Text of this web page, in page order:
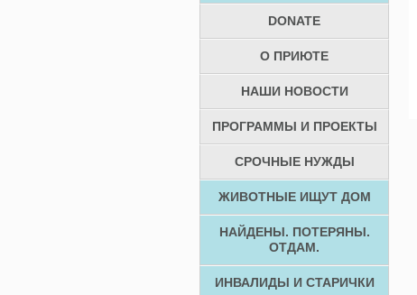
DONATE
О ПРИЮТЕ
НАШИ НОВОСТИ
ПРОГРАММЫ И ПРОЕКТЫ
СРОЧНЫЕ НУЖДЫ
ЖИВОТНЫЕ ИЩУТ ДОМ
НАЙДЕНЫ. ПОТЕРЯНЫ.
ОТДАМ.
ИНВАЛИДЫ И СТАРИЧКИ